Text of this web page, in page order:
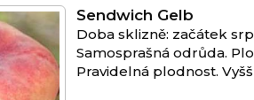
Sendwich Gelb
Doba sklizně: začátek
Samosprašná odrůda.
Pravidelná plodnost.